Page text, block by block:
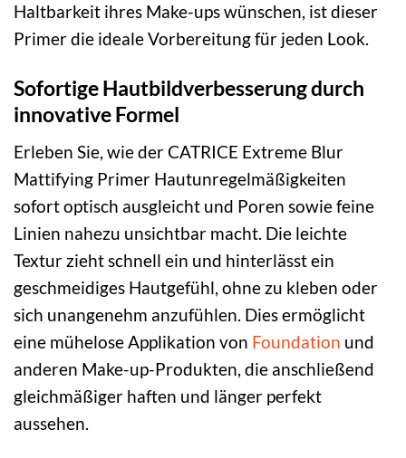
Haltbarkeit ihres Make-ups wünschen, ist dieser
Primer die ideale Vorbereitung für jeden Look.
Sofortige Hautbildverbesserung durch
innovative Formel
Erleben Sie, wie der CATRICE Extreme Blur
Mattifying Primer Hautunregelmäßigkeiten
sofort optisch ausgleicht und Poren sowie feine
Linien nahezu unsichtbar macht. Die leichte
Textur zieht schnell ein und hinterlässt ein
geschmeidiges Hautgefühl, ohne zu kleben oder
sich unangenehm anzufühlen. Dies ermöglicht
eine mühelose Applikation von Foundation und
anderen Make-up-Produkten, die anschließend
gleichmäßiger haften und länger perfekt
aussehen.